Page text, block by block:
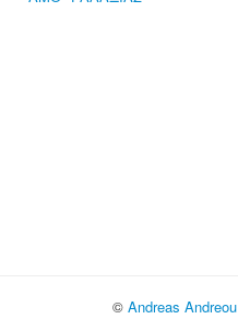
© Andreas Andreou